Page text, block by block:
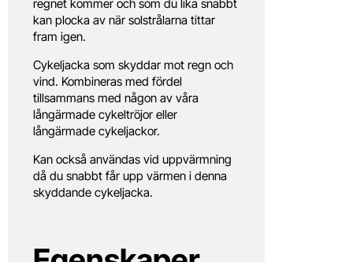
regnet kommer och som du lika snabbt
kan plocka av när solstrålarna tittar
fram igen.
Cykeljacka som skyddar mot regn och
vind. Kombineras med fördel
tillsammans med någon av våra
långärmade cykeltröjor eller
långärmade cykeljackor.
Kan också användas vid uppvärmning
då du snabbt får upp värmen i denna
skyddande cykeljacka.